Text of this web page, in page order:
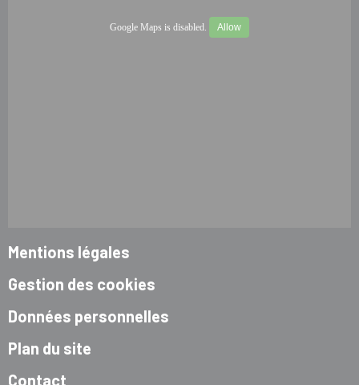
Google Maps is disabled. Allow
Mentions légales
Gestion des cookies
Données personnelles
Plan du site
Contact